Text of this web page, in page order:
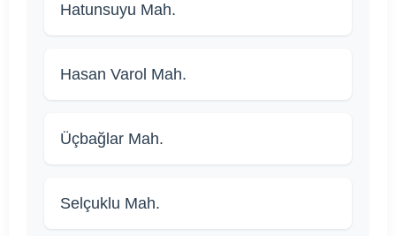
Hatunsuyu Mah.
Hasan Varol Mah.
Üçbağlar Mah.
Selçuklu Mah.